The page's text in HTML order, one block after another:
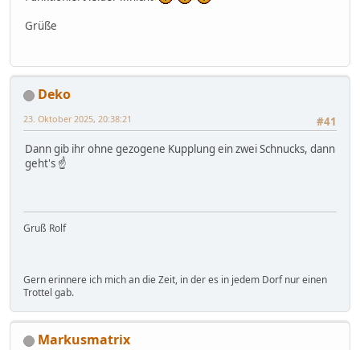
Grüße
Deko
#41
23. Oktober 2025, 20:38:21
Dann gib ihr ohne gezogene Kupplung ein zwei Schnucks, dann
geht's ☝️
Gruß Rolf
Gern erinnere ich mich an die Zeit, in der es in jedem Dorf nur einen
Trottel gab.
Markusmatrix